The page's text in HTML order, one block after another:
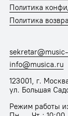
Политика
Политика
info@musica.ru
123001, г.
ул. Большая
Режим работы